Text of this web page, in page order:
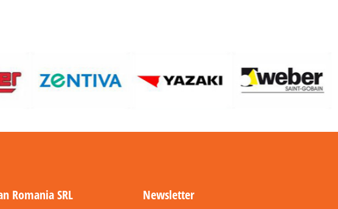
Romania SRL Newsletter